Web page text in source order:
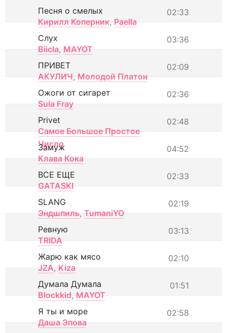
02:33
Песня о смелых
Кирилл Коперник, Paella
03:36
Слух
Biicla, MAYOT
02:09
ПРИВЕТ
АКУЛИЧ, Молодой Платон
02:36
Ожоги от сигарет
Sula Fray
02:48
Privet
Самое Большое Простое
Число
04:52
Замуж
Клава Кока
02:33
ВСЕ ЕЩЕ
GATASKI
02:19
SLANG
Эндшпиль, TumaniYO
03:13
Ревную
TRIDA
02:10
Жарю как мясо
JZA, Kiza
01:51
Думала Думала
Blockkid, MAYOT
02:58
Я ты и море
Даша Эпова